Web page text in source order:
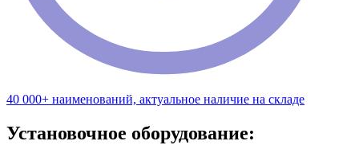
40 000+ наименований, актуальное наличие на складе
Установочное оборудование: